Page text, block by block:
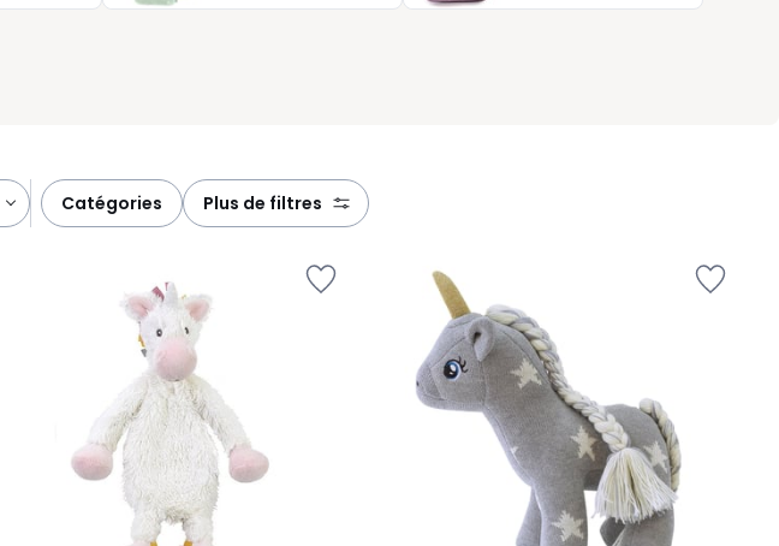
catégories plus de filtres